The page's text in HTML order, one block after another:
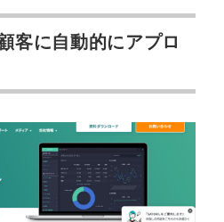
客に自動的にアプロ